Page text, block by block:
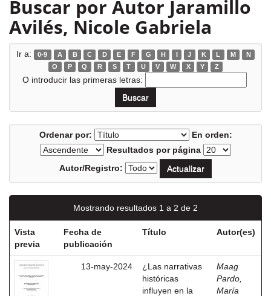
Buscar por Autor Jaramillo
Avilés, Nicole Gabriela
Ir a: 0-9 A B C D E F G H I J K L M
N
O
P Q R S T U V W X Y Z
O introducir las primeras letras:
Ordenar por:
En orden:
Resultados por página
Autor/Registro:
Mostrando resultados 1 a 2 de 2
Vista
previa
Fecha de
publicación
Título Autor(es)
13-may-2024
¿Las narrativas
históricas
influyen en la
Maag
Pardo,
María